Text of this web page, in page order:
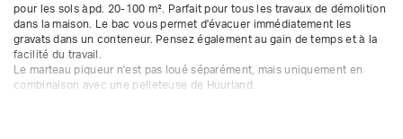
pour les sols àpd. 20-100 m². Parfait pour tous les travaux de démolition
dans la maison. Le bac vous permet d'évacuer immédiatement les
gravats dans un conteneur. Pensez également au gain de temps et à la
facilité du travail.
Le marteau piqueur n'est pas loué séparément, mais uniquement en
combinaison avec une pelleteuse de Huurland.